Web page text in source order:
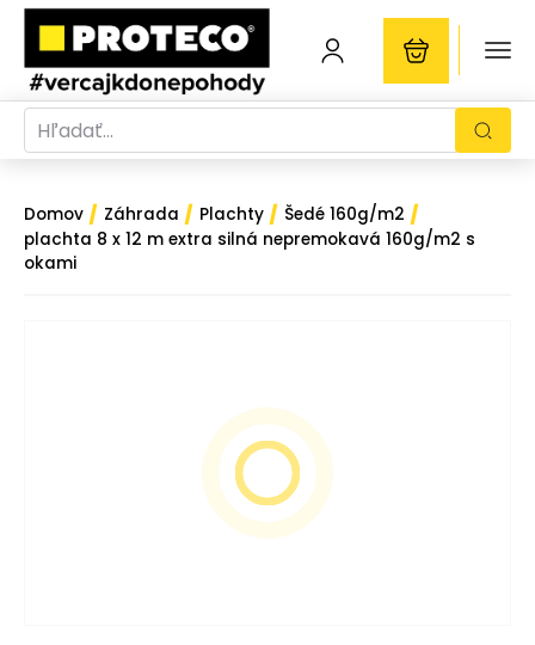
Domov / Záhrada / Plachty / Šedé 160g/m2 /
plachta 8 x 12 m extra silná nepremokavá 160g/m2 s
okami